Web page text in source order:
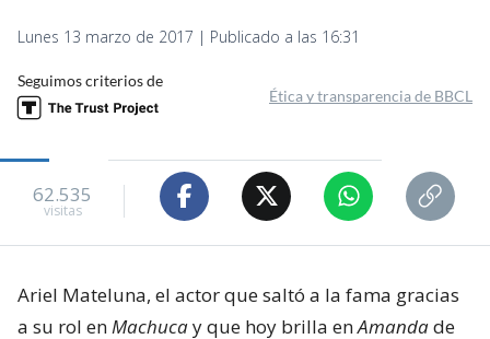
Lunes 13 marzo de 2017 | Publicado a las 16:31
Seguimos criterios de
Ética y transparencia de BBCL
62.535
visitas
Ariel Mateluna, el actor que saltó a la fama gracias
a su rol enMachucay que hoy brilla enAmandade